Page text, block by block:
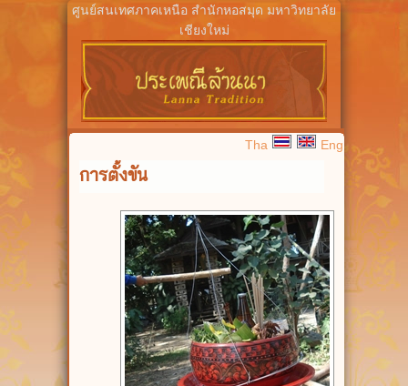
ศูนย์สนเทศภาคเหนือ สำนักหอสมุด มหาวิทยาลัย
เชียงใหม่
Tha Eng
การตั้งขัน